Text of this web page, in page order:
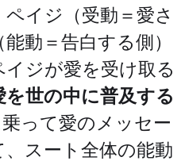
イジ（受動＝愛さ
動＝告白する側）
ジが愛を受け取る
を世の中に普及する
って愛のメッセー
スート全体の能動